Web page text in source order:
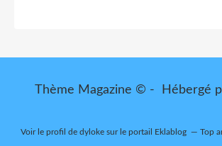
Thème Magazine © - Hébergé
Voir le profil de dyloke sur le portail Eklablog Top